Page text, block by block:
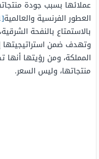
عملائها بسبب جودة
العطور الفرنسية والعالمية[1]
بالاستمتاع بالنفحة
وتهدف ضمن استراتيجيتها
المملكة، ومن رؤيتها
منتجاتها، وليس السعر.